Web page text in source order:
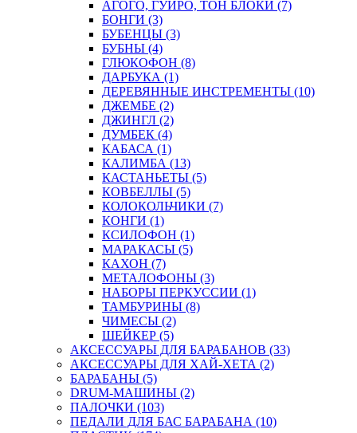
АГОГО, ГУИРО, ТОН БЛОКИ (7)
БОНГИ (3)
БУБЕНЦЫ (3)
БУБНЫ (4)
ГЛЮКОФОН (8)
ДАРБУКА (1)
ДЕРЕВЯННЫЕ ИНСТРЕМЕНТЫ (10)
ДЖЕМБЕ (2)
ДЖИНГЛ (2)
ДУМБЕК (4)
КАБАСА (1)
КАЛИМБА (13)
КАСТАНЬЕТЫ (5)
КОВБЕЛЛЫ (5)
КОЛОКОЛЬЧИКИ (7)
КОНГИ (1)
КСИЛОФОН (1)
МАРАКАСЫ (5)
КАХОН (7)
МЕТАЛОФОНЫ (3)
НАБОРЫ ПЕРКУССИИ (1)
ТАМБУРИНЫ (8)
ЧИМЕСЫ (2)
ШЕЙКЕР (5)
АКСЕССУАРЫ ДЛЯ БАРАБАНОВ (33)
АКСЕССУАРЫ ДЛЯ ХАЙ-ХЕТА (2)
БАРАБАНЫ (5)
DRUM-МАШИНЫ (2)
ПАЛОЧКИ (103)
ПЕДАЛИ ДЛЯ БАС БАРАБАНА (10)